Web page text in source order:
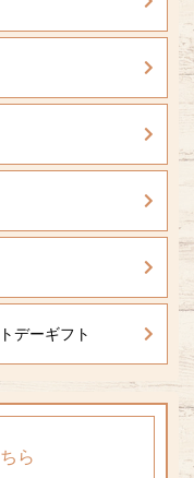
デーギフト
ら